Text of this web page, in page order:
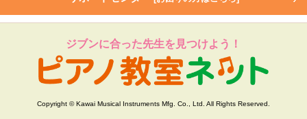
ジブンに合った先生を見つけよう！
Copyright © Kawai Musical Instruments Mfg. Co., Ltd. All Rights Reserved.